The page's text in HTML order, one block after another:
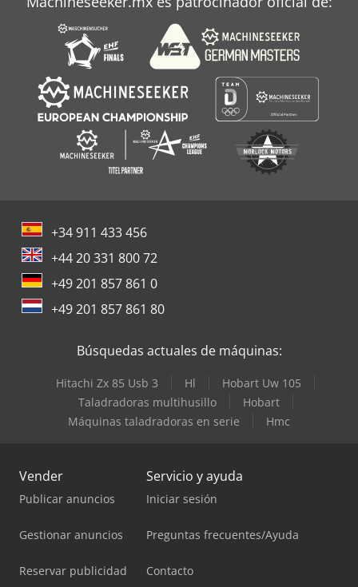
+34 911 433 456
+44 20 331 800 72
+49 201 857 861 0
+49 201 857 861 80
Búsquedas actuales de máquinas:
Hitachi Zx 85 Usb 3 Hl
Hobart Uw 105
Taladradoras multihusillo
Hobart
Máquinas taladradoras en serie
Hmc
Vender
Publicar anuncios
Gestionar anuncios
Reservar publicidad
Servicio y ayuda
Iniciar sesión
Preguntas frecuentes/Ayuda
Contacto